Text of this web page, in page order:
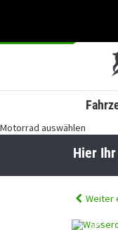
Motorrad auswählen
Hier Ihr
Weiter